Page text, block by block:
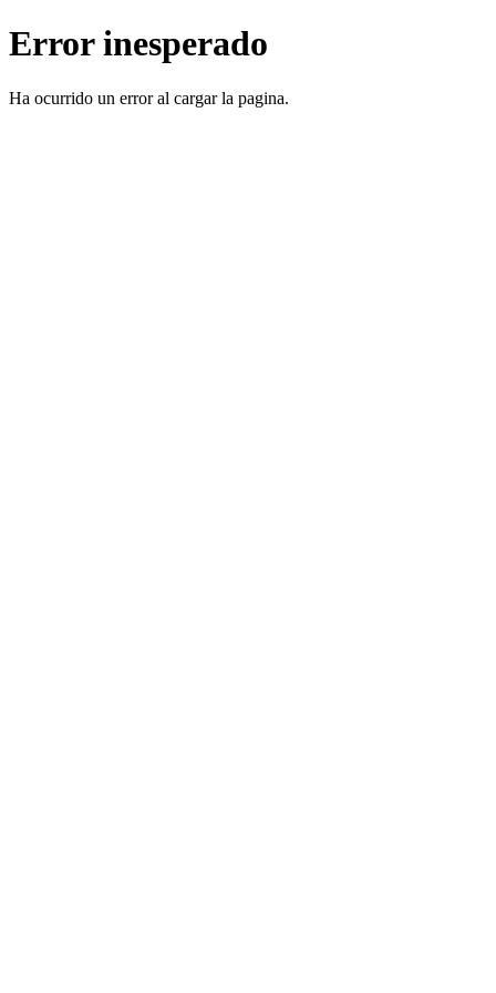
Error inesperado
Ha ocurrido un error al cargar la pagina.